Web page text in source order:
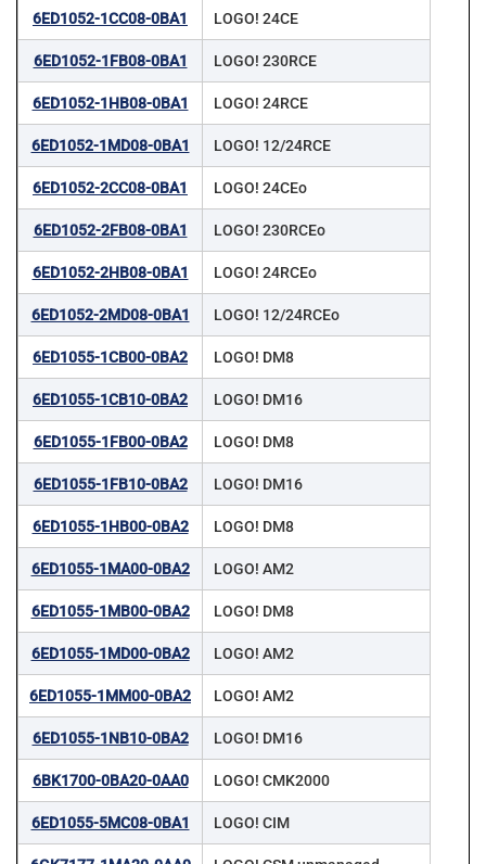
6ED1052-1CC08-0BA1 LOGO! 24CE
6ED1052-1FB08-0BA1 LOGO! 230RCE
6ED1052-1HB08-0BA1 LOGO! 24RCE
6ED1052-1MD08-0BA1 LOGO! 12/24RCE
6ED1052-2CC08-0BA1 LOGO! 24CEo
6ED1052-2FB08-0BA1 LOGO! 230RCEo
6ED1052-2HB08-0BA1 LOGO! 24RCEo
6ED1052-2MD08-0BA1 LOGO! 12/24RCEo
6ED1055-1CB00-0BA2 LOGO! DM8
6ED1055-1CB10-0BA2 LOGO! DM16
6ED1055-1FB00-0BA2 LOGO! DM8
6ED1055-1FB10-0BA2 LOGO! DM16
6ED1055-1HB00-0BA2 LOGO! DM8
6ED1055-1MA00-0BA2 LOGO! AM2
6ED1055-1MB00-0BA2 LOGO! DM8
6ED1055-1MD00-0BA2 LOGO! AM2
6ED1055-1MM00-0BA2 LOGO! AM2
6ED1055-1NB10-0BA2 LOGO! DM16
6BK1700-0BA20-0AA0 LOGO! CMK2000
6ED1055-5MC08-0BA1 LOGO! CIM